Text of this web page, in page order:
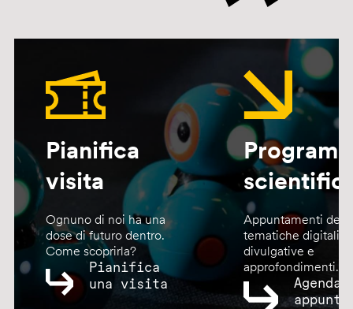
Pianifica
visita
Ognuno di noi ha una
dose di futuro dentro.
Come scoprirla?
Pianifica
una visita
Appuntamenti
tematiche digitali,
divulgative e
approfondimenti.
Agenda